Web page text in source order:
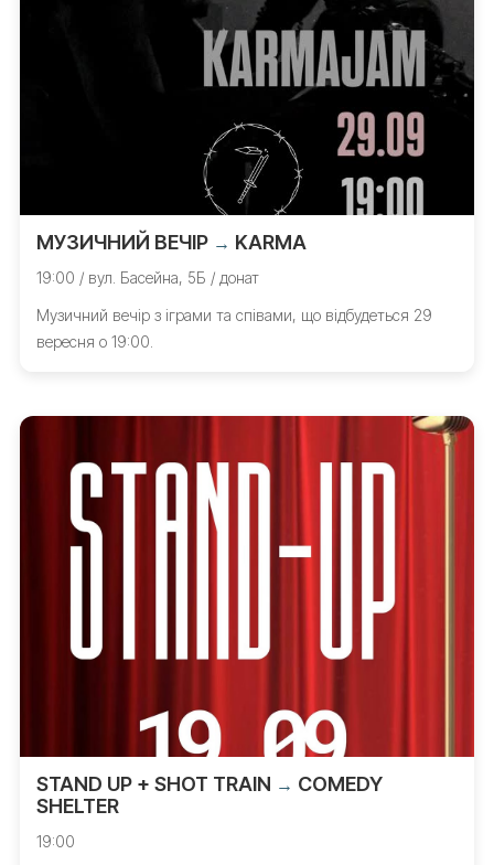
МУЗИЧНИЙ ВЕЧІР → KARMA
19:00 / вул. Басейна, 5Б / донат
Музичний вечір з іграми та співами, що відбудеться 29
вересня о 19:00.
STAND UP + SHOT TRAIN → COMEDY
SHELTER
19:00